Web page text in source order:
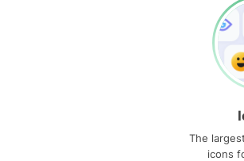
The
icons